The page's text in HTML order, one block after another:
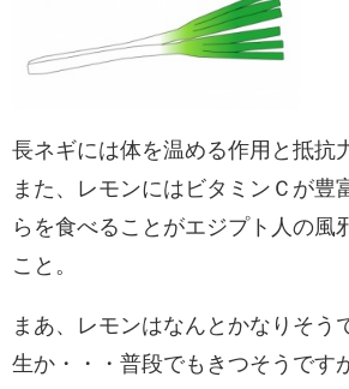
長ネギには体を温める作用と抵抗
また、レモンにはビタミンＣが豊
らを食べることがエジプト人の風
こと。
まあ、レモンはなんとかなりそう
生か・・・普段でもきつそうです